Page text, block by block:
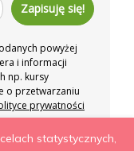
Zapisuję się!
powyżej
i informacji
np. kursy
o przetwarzaniu
prywatności
statystycznych,